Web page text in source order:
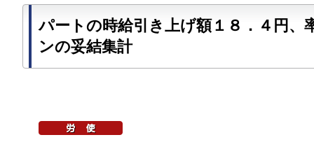
パートの時給引き上げ額１８．４円、
ンの妥結集計